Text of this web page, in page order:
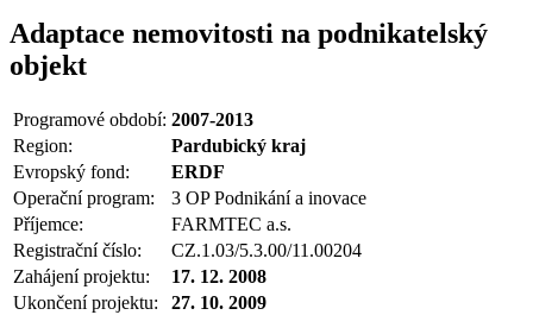
Adaptace nemovitosti na podnikatelský
objekt
Programové období: 2007-2013
Region:
Pardubický kraj
Evropský fond:
ERDF
Operační program:
3 OP Podnikání a inovace
Příjemce:
FARMTEC a.s.
Registrační číslo:
CZ.1.03/5.3.00/11.00204
Zahájení projektu:
17. 12. 2008
Ukončení projektu:
27. 10. 2009